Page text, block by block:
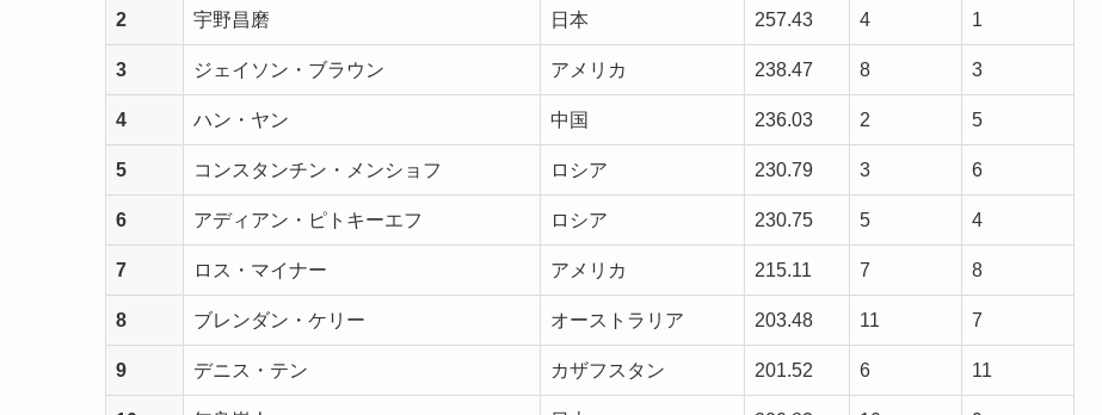
2 宇野昌磨 日本 257.43 4 1
3 ジェイソン・ブラウン アメリカ 238.47 8 3
4 ハン・ヤン 中国 236.03 2 5
5 コンスタンチン・メンショフ ロシア 230.79 3 6
6 アディアン・ピトキーエフ ロシア 230.75 5 4
7 ロス・マイナー アメリカ 215.11 7 8
8 ブレンダン・ケリー オーストラリア 203.48 11 7
9 デニス・テン カザフスタン 201.52 6 11